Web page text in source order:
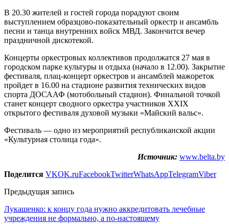
В 20.30 жителей и гостей города порадуют своим
выступлением образцово-показательный оркестр и ансамбль
песни и танца внутренних войск МВД. Закончится вечер
праздничной дискотекой.
Концерты оркестровых коллективов продолжатся 27 мая в
городском парке культуры и отдыха (начало в 12.00). Закрытие
фестиваля, плац-концерт оркестров и ансамблей мажореток
пройдет в 16.00 на стадионе развития технических видов
спорта ДОСААФ (мотобольный стадион). Финальной точкой
станет концерт сводного оркестра участников XXIX
открытого фестиваля духовой музыки «Майский вальс».
Фестиваль — одно из мероприятий республиканской акции
«Культурная столица года».
Источник: www.belta.by
Поделится VKOK.ruFacebookTwitterWhatsAppTelegramViber
Предыдущая запись
Лукашенко: к концу года нужно аккредитовать лечебные
учреждения не формально, а по-настоящему